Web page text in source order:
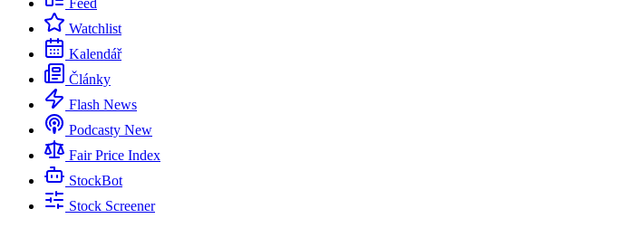
Feed
Watchlist
Kalendář
Články
Flash News
Podcasty New
Fair Price Index
StockBot
Stock Screener